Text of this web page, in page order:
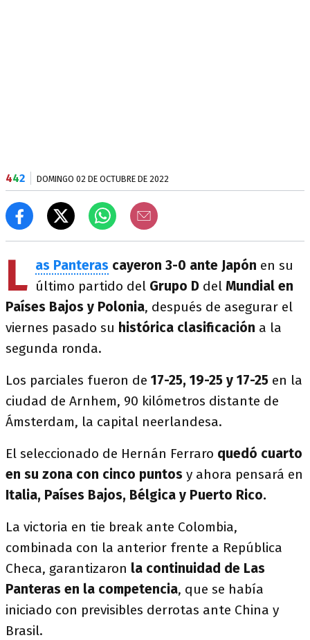
442 DOMINGO 02 DE OCTUBRE DE 2022
L as Panteras cayeron 3-0 ante Japón en su
último partido del Grupo D del Mundial en
Países Bajos y Polonia, después de asegurar el
viernes pasado su histórica clasificación a la
segunda ronda.
Los parciales fueron de 17-25, 19-25 y 17-25 en la
ciudad de Arnhem, 90 kilómetros distante de
Ámsterdam, la capital neerlandesa.
El seleccionado de Hernán Ferraro quedó cuarto
en su zona con cinco puntos y ahora pensará en
Italia, Países Bajos, Bélgica y Puerto Rico.
La victoria en tie break ante Colombia,
combinada con la anterior frente a República
Checa, garantizaron la continuidad de Las
Panteras en la competencia, que se había
iniciado con previsibles derrotas ante China y
Brasil.